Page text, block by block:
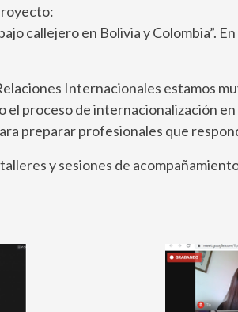
callejero en Bolivia y Colombia”.
Internacionales estamos
proceso de internacionalización
preparar profesionales que
y sesiones de